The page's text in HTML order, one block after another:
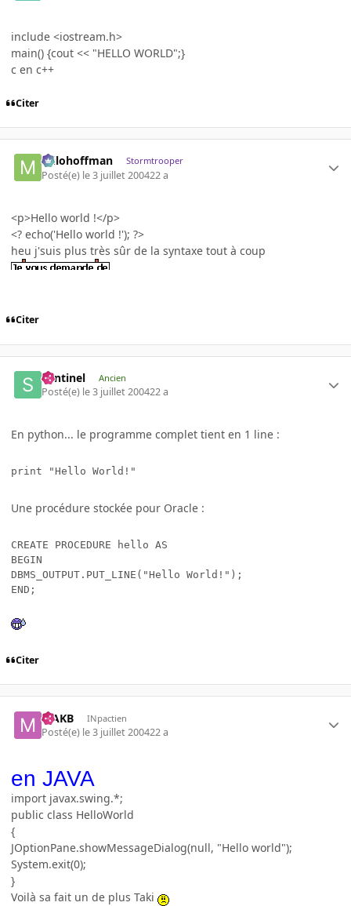
include <iostream.h>
main() {cout << "HELLO WORLD";}
c en c++
Citer
milohoffman Stormtrooper
Posté(e) le 3 juillet 200422 a
<p>Hello world !</p>
<? echo('Hello world !'); ?>
heu j'suis plus très sûr de la syntaxe tout à coup
Citer
Sentinel Ancien
Posté(e) le 3 juillet 200422 a
En python... le programme complet tient en 1 line :
print "Hello World!"
Une procédure stockée pour Oracle :
CREATE PROCEDURE hello AS
BEGIN
DBMS_OUTPUT.PUT_LINE("Hello World!");
Citer
MAKB INpactien
Posté(e) le 3 juillet 200422 a
en JAVA
import javax.swing.*;
public class HelloWorld
{
JOptionPane.showMessageDialog(null, "Hello world");
System.exit(0);
}
Voilà sa fait un de plus Taki